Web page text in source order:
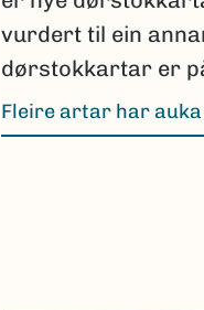
vurdert til ein
dørstokkartar er
Fleire artar har